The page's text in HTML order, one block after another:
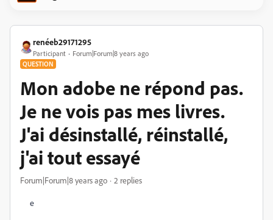
renéeb29171295
Participant Forum|Forum|8 years ago
QUESTION
Mon adobe ne répond pas.
Je ne vois pas mes livres.
J'ai désinstallé, réinstallé,
j'ai tout essayé
Forum|Forum|8 years ago 2 replies
e